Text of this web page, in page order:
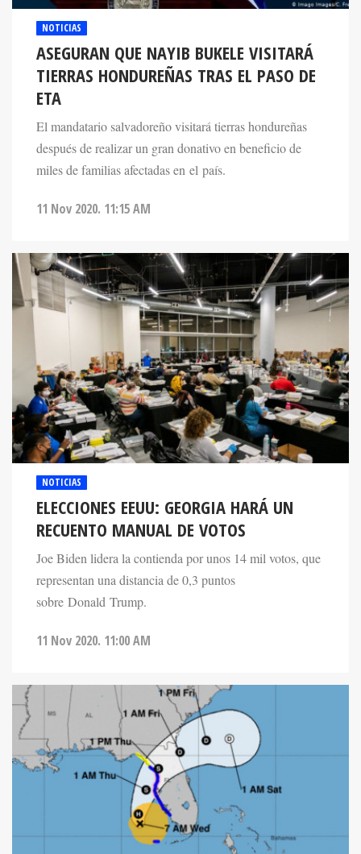
NOTICIAS
ASEGURAN QUE NAYIB BUKELE VISITARÁ
TIERRAS HONDUREÑAS TRAS EL PASO DE
ETA
El mandatario salvadoreño visitará tierras hondureñas
después de realizar un gran donativo en beneficio de
miles de familias afectadas en el país.
11 Nov 2020. 11:15 AM
NOTICIAS
ELECCIONES EEUU: GEORGIA HARÁ UN
RECUENTO MANUAL DE VOTOS
Joe Biden lidera la contienda por unos 14 mil votos, que
representan una distancia de 0,3 puntos
sobre Donald Trump.
11 Nov 2020. 11:00 AM